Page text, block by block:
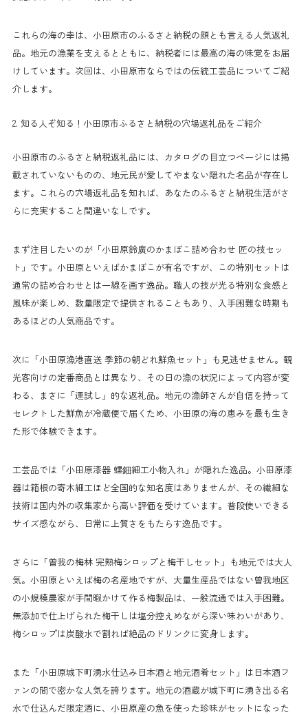
これらの海の幸は、小田原市のふるさと納税の顔とも言える人気返礼
品。地元の漁業を支えるとともに、納税者には最高の海の味覚をお届
けしています。次回は、小田原市ならではの伝統工芸品についてご紹
介します。
2. 知る人ぞ知る！小田原市ふるさと納税の穴場返礼品をご紹介
小田原市のふるさと納税返礼品には、カタログの目立つページには掲
載されていないものの、地元民が愛してやまない隠れた名品が存在し
ます。これらの穴場返礼品を知れば、あなたのふるさと納税生活がさ
らに充実すること間違いなしです。
まず注目したいのが「小田原鈴廣のかまぼこ詰め合わせ 匠の技セッ
ト」です。小田原といえばかまぼこが有名ですが、この特別セットは
通常の詰め合わせとは一線を画す逸品。職人の技が光る特別な食感と
風味が楽しめ、数量限定で提供されることもあり、入手困難な時期も
あるほどの人気商品です。
次に「小田原漁港直送 季節の朝どれ鮮魚セット」も見逃せません。観
光客向けの定番商品とは異なり、その日の漁の状況によって内容が変
わる、まさに「運試し」的な返礼品。地元の漁師さんが自信を持って
セレクトした鮮魚が冷蔵便で届くため、小田原の海の恵みを最も生き
た形で体験できます。
工芸品では「小田原漆器 螺鈿細工小物入れ」が隠れた逸品。小田原漆
器は箱根の寄木細工ほど全国的な知名度はありませんが、その繊細な
技術は国内外の収集家から高い評価を受けています。普段使いできる
サイズ感ながら、日常に上質さをもたらす逸品です。
さらに「曽我の梅林 完熟梅シロップと梅干しセット」も地元では大人
気。小田原といえば梅の名産地ですが、大量生産品ではない曽我地区
の小規模農家が手間暇かけて作る梅製品は、一般流通では入手困難。
無添加で仕上げられた梅干しは塩分控えめながら深い味わいがあり、
梅シロップは炭酸水で割れば絶品のドリンクに変身します。
また「小田原城下町湧水仕込み日本酒と地元酒肴セット」は日本酒フ
ァンの間で密かな人気を誇ります。地元の酒蔵が城下町に湧き出る名
水で仕込んだ限定酒に、小田原産の魚を使った珍味がセットになった